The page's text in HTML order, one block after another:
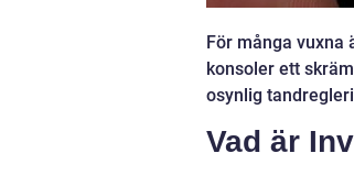
För många vuxna
konsoler ett
osynlig
Vad är